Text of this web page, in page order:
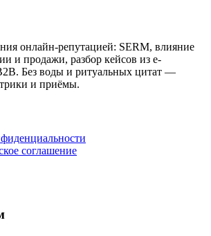
онлайн-репутацией: SERM, влияние
и продажи, разбор кейсов из e-
Без воды и ритуальных цитат —
и приёмы.
соглашение